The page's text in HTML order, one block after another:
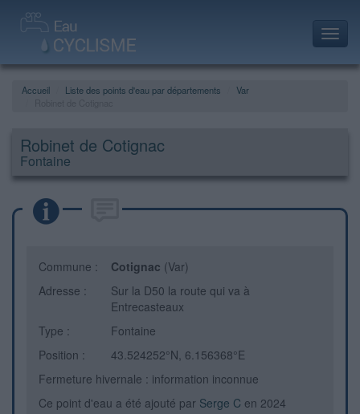
Accueil Liste des points d'eau par départements
Var
Robinet de Cotignac
Fontaine
Commune : Cotignac (Var)
Adresse :
Sur la D50 la route qui va à
Entrecasteaux
Type :
Fontaine
Position :
43.524252°N, 6.156368°E
Fermeture hivernale : information inconnue
Ce point d'eau a été ajouté par Serge C en 2024